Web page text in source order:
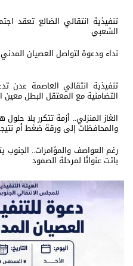
تنفيذية انتقالي الضالع تعقد
الشعبي
نداء ودعوة لتواصل العصيان
تنفيذية انتقالي العاصمة عدن
التضامنية مع المعتقل البطل
الغاز المنزلي.. أزمة تتكرر بلا
والمحافظات إلى ورقة ضغط أم
رغم العواصف والمؤامرات.. الجنوب
باتت عنوانًا لمرحلة الصمود